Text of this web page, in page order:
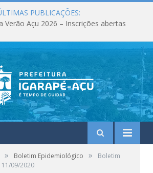
PUBLICAÇÕES:
Verão Açu 2026 – Inscrições abertas
» Boletim Epidemiológico »
Boletim
09/2020